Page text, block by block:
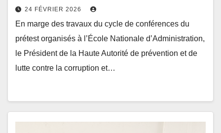
En marge des travaux du cycle de conférences du
prétest organisés à l’École Nationale d’Administration,
le Président de la Haute Autorité de prévention et de
lutte contre la corruption et…